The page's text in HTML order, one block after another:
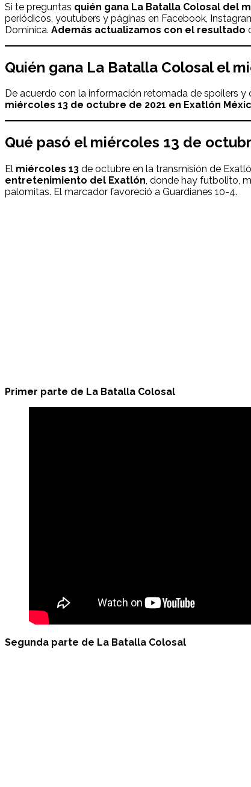
Si te preguntas quién gana La Batalla Colosal del
periódicos, youtubers y páginas en Facebook,
Dominica. Además actualizamos con el resultado
Quién gana La Batalla Colosalel
De acuerdo con la información retomada de spoilers
miércoles 13 de octubre de 2021 en Exatlón
Qué pasó elmiércoles 13 de
El miércoles 13 de octubre en la transmisión de
entretenimiento del Exatlón, donde hay futbolito,
palomitas. El marcador favoreció a Guardianes 10-4.
Primer parte de La Batalla Colosal
Segunda parte de La Batalla Colosal